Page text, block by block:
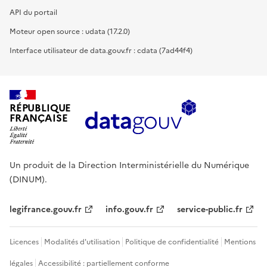
API du portail
Moteur open source : udata (17.2.0)
Interface utilisateur de data.gouv.fr : cdata (7ad44f4)
RÉPUBLIQUE
FRANÇAISE
Un produit de la Direction Interministérielle du Numérique
(DINUM).
legifrance.gouv.fr info.gouv.fr service-public.fr
Licences Modalités d'utilisation Politique de confidentialité Mentions
légales Accessibilité : partiellement conforme